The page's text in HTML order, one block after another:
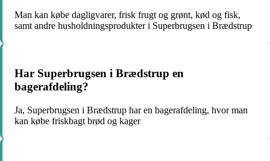
Man kan købe dagligvarer, frisk frugt og grønt, kød og fisk,
samt andre husholdningsprodukter i Superbrugsen i Brædstrup
Har Superbrugsen i Brædstrup en
bagerafdeling?
Ja, Superbrugsen i Brædstrup har en bagerafdeling, hvor man
kan købe friskbagt brød og kager